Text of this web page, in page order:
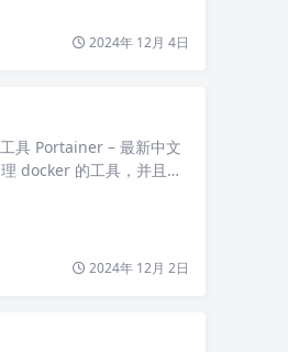
2024年 12月 4日
具 Portainer – 最新中文
docker 的工具，并且是
2024年 12月 2日